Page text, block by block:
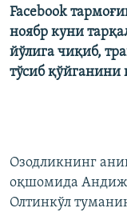
Facebook
ноябр куни
йўлига чиқиб,
тўсиб
Озодликнинг
оқшомида
Олтинкўл